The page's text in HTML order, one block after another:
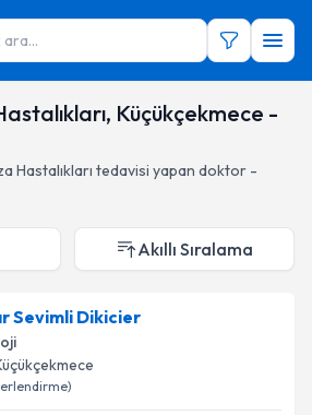
Küçükçekmece -
Hastalıkları tedavisi yapan doktor -
Akıllı Sıralama
Sevimli Dikicier